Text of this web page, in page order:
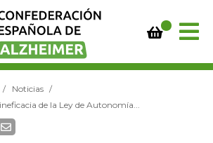
Noticias
de la Ley de Autonomía...